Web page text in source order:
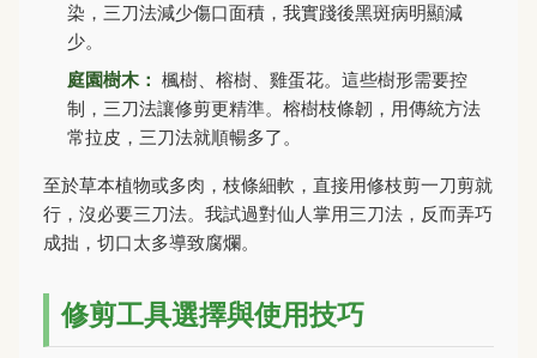
染，三刀法減少傷口面積，我實踐後黑斑病明顯減
少。
庭園樹木： 楓樹、榕樹、雞蛋花。這些樹形需要控
制，三刀法讓修剪更精準。榕樹枝條韌，用傳統方法
常拉皮，三刀法就順暢多了。
至於草本植物或多肉，枝條細軟，直接用修枝剪一刀剪就
行，沒必要三刀法。我試過對仙人掌用三刀法，反而弄巧
成拙，切口太多導致腐爛。
修剪工具選擇與使用技巧